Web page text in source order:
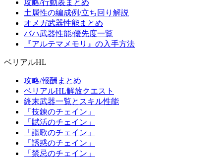
攻略/行動表まとめ
土属性の編成例/立ち回り解説
オメガ武器性能まとめ
バハ武器性能/優先度一覧
『アルテマメモリ』の入手方法
ベリアルHL
攻略/報酬まとめ
ベリアルHL解放クエスト
終末武器一覧とスキル性能
「技錬のチェイン」
「賦活のチェイン」
「謳歌のチェイン」
「誘惑のチェイン」
「禁忌のチェイン」